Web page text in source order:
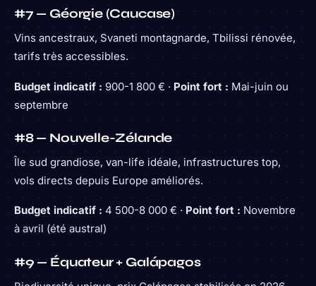
#7 — Géorgie (Caucase)
Vins ancestraux, Svaneti montagnarde, Tbilissi rénovée,
tarifs très accessibles.
Budget indicatif : 900-1 800 € · Point fort : Mai-juin ou
septembre
#8 — Nouvelle-Zélande
Île sud grandiose, van-life idéale, infrastructures top,
vols directs depuis Europe améliorés.
Budget indicatif : 4 500-8 000 € · Point fort : Novembre
à avril (été austral)
#9 — Équateur + Galápagos